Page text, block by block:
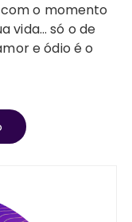
vida… só o de
e ódio é o